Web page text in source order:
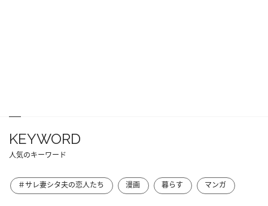
KEYWORD
人気のキーワード
＃サレ妻シタ夫の恋人たち 漫画 暮らす マンガ